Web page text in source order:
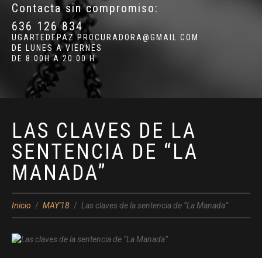
Contacta sin compromiso:
636 126 834
UGARTEDEPAZ.PROCURADORA@GMAIL.COM
DE LUNES A VIERNES
DE 8:00H A 20:00 H
LAS CLAVES DE LA
SENTENCIA DE “LA
MANADA”
Inicio MAY'18 Las claves de la sentencia de “La Manada”